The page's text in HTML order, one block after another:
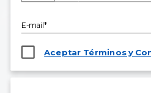
E-mail*
Aceptar Términos y